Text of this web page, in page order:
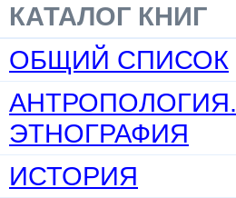
КАТАЛОГ КНИГ
ОБЩИЙ СПИСОК
АНТРОПОЛОГИЯ.
ЭТНОГРАФИЯ
ИСТОРИЯ